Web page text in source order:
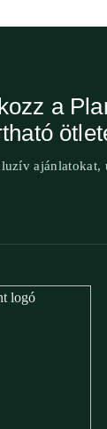
a
ajánlatokat,